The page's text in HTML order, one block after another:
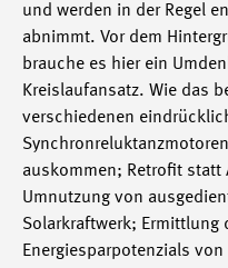
und werden in der Regel
abnimmt. Vor dem
brauche es hier ein
Kreislaufansatz. Wie das
verschiedenen
auskommen; Retrofit statt
Umnutzung von
Solarkraftwerk; Ermittlung
Energiesparpotenzials